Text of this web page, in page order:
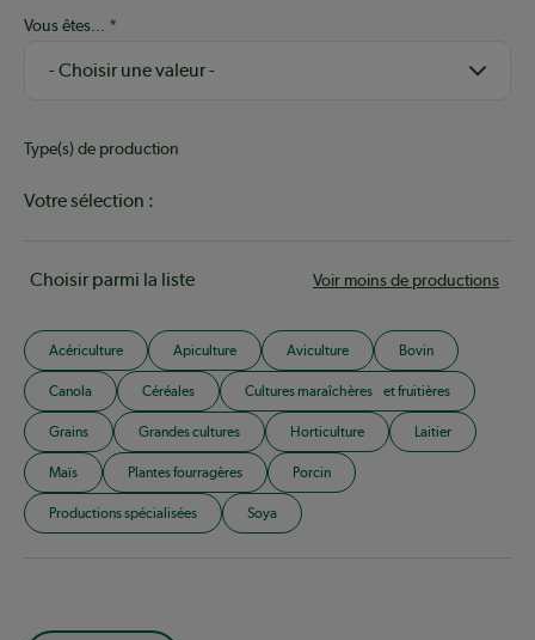
Vous êtes...
Type(s) de production
Votre sélection :
Choisir parmi la liste Voir moins de productions
Acériculture Apiculture Aviculture Bovin
Canola Céréales Cultures maraîchères et fruitières
Grains Grandes cultures Horticulture Laitier
Maïs Plantes fourragères Porcin
Productions spécialisées Soya